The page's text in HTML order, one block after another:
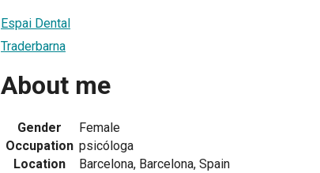
Espai Dental
Traderbarna
About me
Gender
Female
Occupation psicóloga
Location
Barcelona, Barcelona, Spain